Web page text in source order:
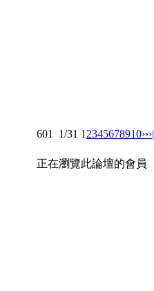
601 1/31 1 2345678910›››|
正在瀏覽此論壇的會員